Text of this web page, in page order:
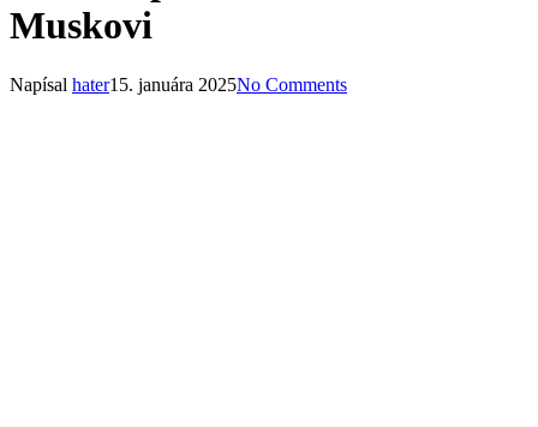
Muskovi
Napísal hater15. januára 2025No Comments